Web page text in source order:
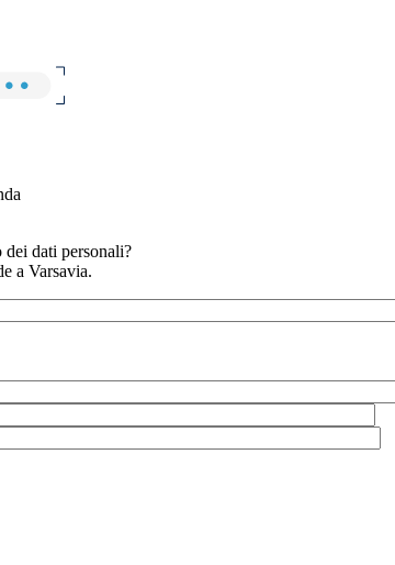
dei dati personali?
a Varsavia.